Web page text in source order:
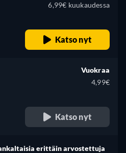
6,99€ kuukaudessa
Katso nyt
Vuokraa
4,99€
Katso nyt
erittäin arvostettuja